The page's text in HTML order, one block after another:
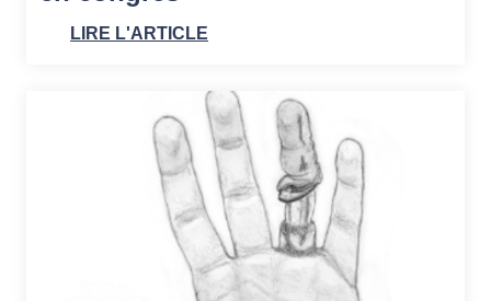
LIRE L'ARTICLE